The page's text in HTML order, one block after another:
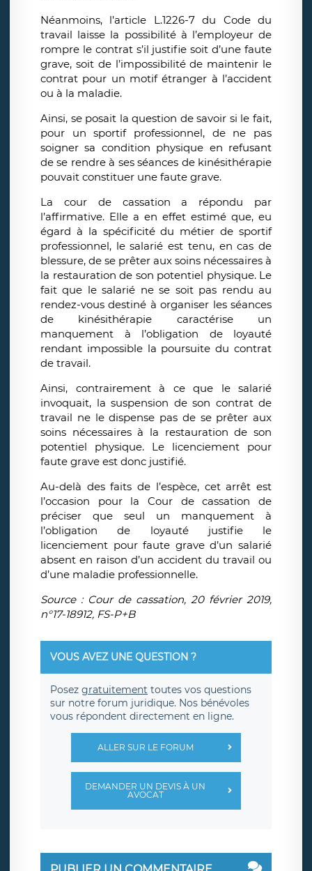
Néanmoins, l’article L.1226-7 du Code du
travail laisse la possibilité à l’employeur de
rompre le contrat s’il justifie soit d’une faute
grave, soit de l’impossibilité de maintenir le
contrat pour un motif étranger à l’accident
ou à la maladie.
Ainsi, se posait la question de savoir si le fait,
pour un sportif professionnel, de ne pas
soigner sa condition physique en refusant
de se rendre à ses séances de kinésithérapie
pouvait constituer une faute grave.
La cour de cassation a répondu par
l’affirmative. Elle a en effet estimé que, eu
égard à la spécificité du métier de sportif
professionnel, le salarié est tenu, en cas de
blessure, de se prêter aux soins nécessaires à
la restauration de son potentiel physique. Le
fait que le salarié ne se soit pas rendu au
rendez-vous destiné à organiser les séances
de kinésithérapie caractérise un
manquement à l’obligation de loyauté
rendant impossible la poursuite du contrat
de travail.
Ainsi, contrairement à ce que le salarié
invoquait, la suspension de son contrat de
travail ne le dispense pas de se prêter aux
soins nécessaires à la restauration de son
potentiel physique. Le licenciement pour
faute grave est donc justifié.
Au-delà des faits de l’espèce, cet arrêt est
l’occasion pour la Cour de cassation de
préciser que seul un manquement à
l’obligation de loyauté justifie le
licenciement pour faute grave d’un salarié
absent en raison d’un accident du travail ou
d’une maladie professionnelle.
Source : Cour de cassation, 20 février 2019,
n°17-18912, FS-P+B
VOUS AVEZ UNE QUESTION ?
Posez gratuitement toutes vos questions
sur notre forum juridique. Nos bénévoles
vous répondent directement en ligne.
ALLER SUR LE FORUM
DEMANDER UN DEVIS À UN
AVOCAT